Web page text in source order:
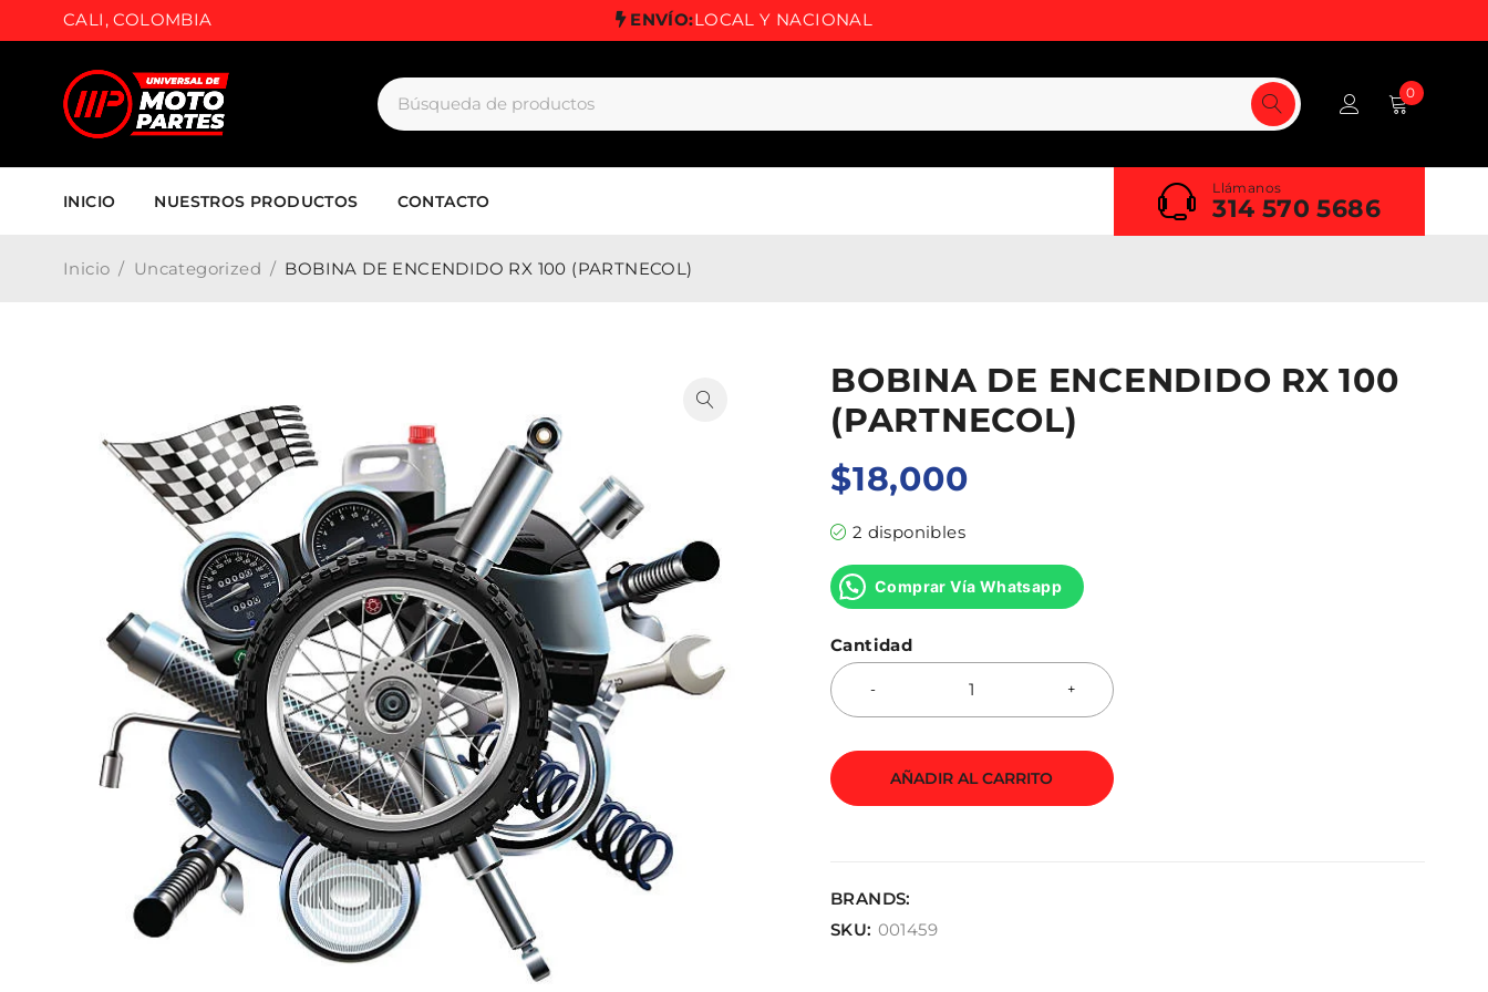
CALI, COLOMBIA ENVÍO:LOCAL Y NACIONAL
0
INICIO NUESTROS PRODUCTOS CONTACTO
Llámanos
314 570 5686
Inicio / Uncategorized / BOBINA DE ENCENDIDO RX 100 (PARTNECOL)
BOBINA DE ENCENDIDO RX 100
(PARTNECOL)
$18,000
2 disponibles
Comprar Vía Whatsapp
Cantidad
AÑADIR AL CARRITO
BRANDS:
SKU: 001459